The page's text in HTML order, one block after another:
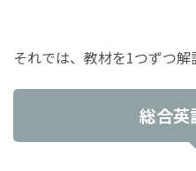
それでは、教材を1つずつ解
総合英